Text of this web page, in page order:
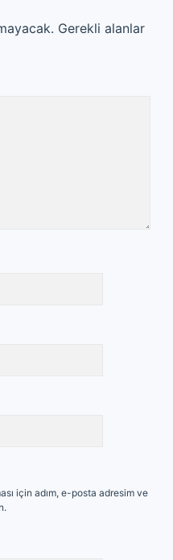
Gerekli alanlar
için adım, e-posta adresim ve